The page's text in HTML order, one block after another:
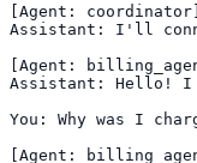
[Agent: coordinator]
Assistant: I'll
[Agent:
Assistant: Hello! I
You: Why was I
[Agent: